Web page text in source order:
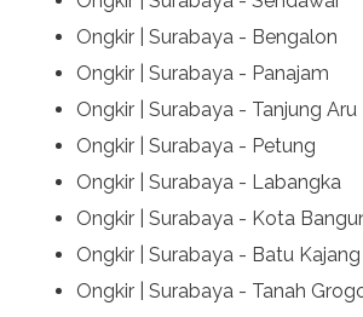
Ongkir | Surabaya -
Ongkir | Surabaya -
Ongkir | Surabaya - Tanjung
Ongkir | Surabaya -
Ongkir | Surabaya -
Ongkir | Surabaya - Kota
Ongkir | Surabaya - Batu
Ongkir | Surabaya - Tanah